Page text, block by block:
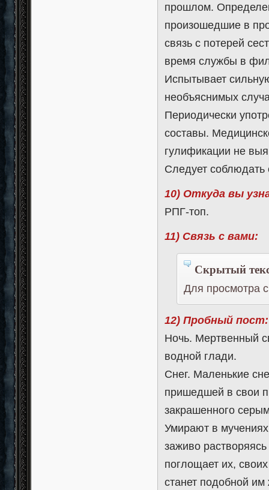
прошлом.
произошедшие в
связь с потерей
время службы в
Испытывает
необъяснимых
Периодически
составы.
гулификации не
Следует соблюдать
10) Откуда вы
РПГ-топ.
11) Связь с вами:
Скрытый
Для просмотра
12) Пробный пост:
Ночь. Мертвенный
водной глади.
Снег. Маленькие
пришедшей в свои
закрашенного
Умирают в
заживо
поглощает их,
станет подобной им